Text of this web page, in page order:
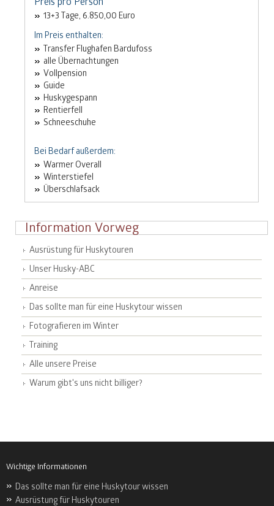
13+3 Tage, 6.850,00 Euro
Im Preis enthalten:
Transfer Flughafen Bardufoss
alle Übernachtungen
Vollpension
Guide
Huskygespann
Rentierfell
Schneeschuhe
Bei Bedarf außerdem:
Warmer Overall
Winterstiefel
Überschlafsack
Information Vorweg
Ausrüstung für Huskytouren
Unser Husky-ABC
Anreise
Das sollte man für eine Huskytour wissen
Fotografieren im Winter
Training
Alle unsere Preise
Warum gibt's uns nicht billiger?
Wichtige Informationen
Das sollte man für eine Huskytour wissen
Ausrüstung für Huskytouren